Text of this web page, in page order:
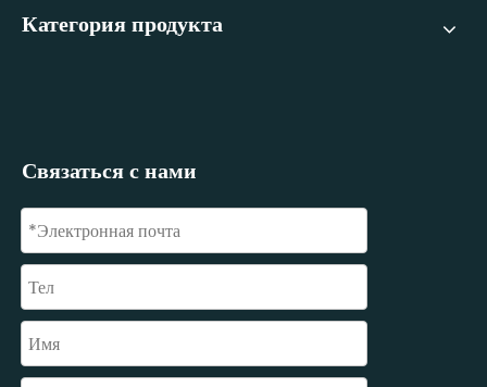
Категория продукта
Связаться с нами